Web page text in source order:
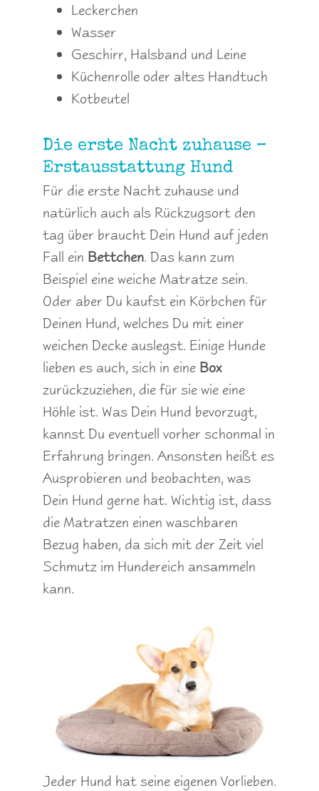
Leckerchen
Wasser
Geschirr, Halsband und Leine
Küchenrolle oder altes Handtuch
Kotbeutel
Die erste Nacht zuhause –
Erstausstattung Hund
Für die erste Nacht zuhause und
natürlich auch als Rückzugsort den
tag über braucht Dein Hund auf jeden
Fall ein Bettchen. Das kann zum
Beispiel eine weiche Matratze sein.
Oder aber Du kaufst ein Körbchen für
Deinen Hund, welches Du mit einer
weichen Decke auslegst. Einige Hunde
lieben es auch, sich in eine Box
zurückzuziehen, die für sie wie eine
Höhle ist. Was Dein Hund bevorzugt,
kannst Du eventuell vorher schonmal in
Erfahrung bringen. Ansonsten heißt es
Ausprobieren und beobachten, was
Dein Hund gerne hat. Wichtig ist, dass
die Matratzen einen waschbaren
Bezug haben, da sich mit der Zeit viel
Schmutz im Hundereich ansammeln
kann.
Jeder Hund hat seine eigenen Vorlieben.